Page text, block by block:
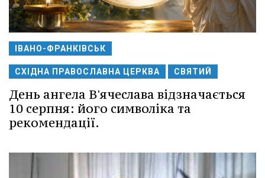
ІВАНО-ФРАНКІВСЬК
СХІДНА ПРАВОСЛАВНА ЦЕРКВА СВЯТИЙ
День ангела В'ячеслава відзначається
10 серпня: його символіка та
рекомендації.